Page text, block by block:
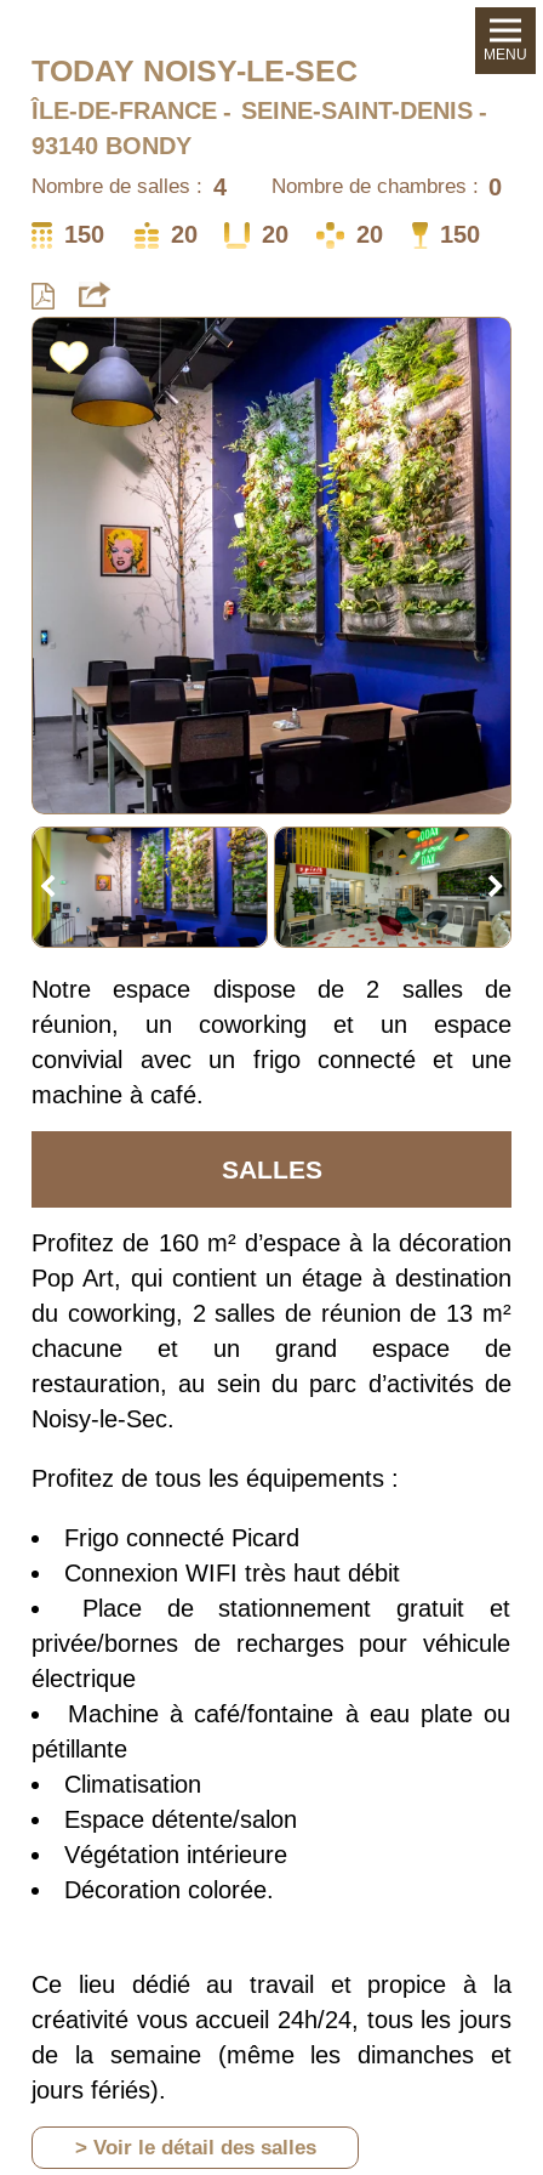
TODAY NOISY-LE-SEC
ÎLE-DE-FRANCE
SEINE-SAINT-DENIS
93140 BONDY
Nombre de salles : 4 Nombre de chambres : 0
150
20 20 20 150
Notre espace dispose de 2 salles de
réunion, un coworking et un espace
convivial avec un frigo connecté et une
machine à café.
SALLES
Profitez de 160 m² d’espace à la décoration
Pop Art, qui contient un étage à destination
du coworking, 2 salles de réunion de 13 m²
chacune et un grand espace de
restauration, au sein du parc d’activités de
Noisy-le-Sec.
Profitez de tous les équipements :
Frigo connecté Picard
Connexion WIFI très haut débit
Place de stationnement gratuit et
privée/bornes de recharges pour véhicule
électrique
Machine à café/fontaine à eau plate ou
pétillante
Climatisation
Espace détente/salon
Végétation intérieure
Décoration colorée.
Ce lieu dédié au travail et propice à la
créativité vous accueil 24h/24, tous les jours
de la semaine (même les dimanches et
jours fériés).
> Voir le détail des salles
MENU